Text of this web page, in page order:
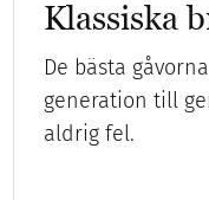
Klassiska
De bästa
generation till
aldrig fel.